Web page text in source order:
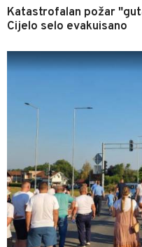
Katastrofalan požar
Cijelo selo evakuisano